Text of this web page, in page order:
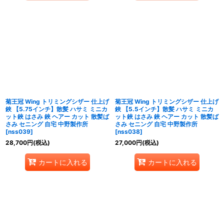
菊王冠 Wing トリミングシザー 仕上げ
鋏 【5.75インチ】散髪 ハサミ ミニカ
ット鋏 はさみ 鋏 ヘアー カット 散髪ば
さみ セニング 自宅 中野製作所
[nss039]
28,700円(税込)
カートに入れる
菊王冠 Wing トリミングシザー 仕上げ
鋏 【5.5インチ】散髪 ハサミ ミニカ
ット鋏 はさみ 鋏 ヘアー カット 散髪ば
さみ セニング 自宅 中野製作所
[nss038]
27,000円(税込)
カートに入れる